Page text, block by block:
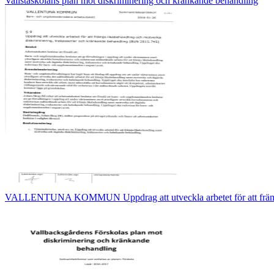
VALLENTUNA KOMMUN Uppdrag att utveckla arbetet för att